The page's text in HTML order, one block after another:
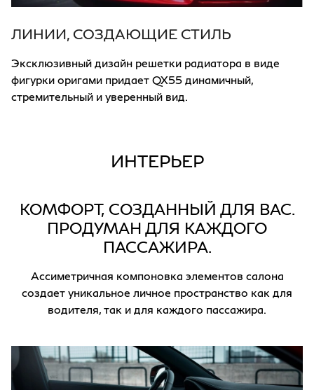
ЛИНИИ, СОЗДАЮЩИЕ СТИЛЬ
Эксклюзивный дизайн решетки радиатора в виде
фигурки оригами придает QX55 динамичный,
стремительный и уверенный вид.
ИНТЕРЬЕР
КОМФОРТ, СОЗДАННЫЙ ДЛЯ ВАС.
ПРОДУМАН ДЛЯ КАЖДОГО
ПАССАЖИРА.
Ассиметричная компоновка элементов салона
создает уникальное личное пространство как для
водителя, так и для каждого пассажира.